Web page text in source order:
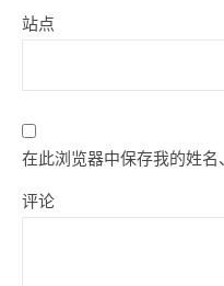
站点
在此浏览器中保存我的姓名
评论